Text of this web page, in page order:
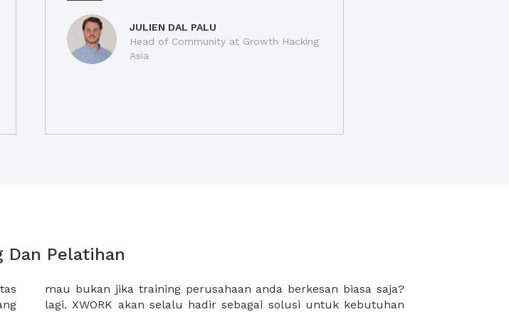
JULIEN DAL PALU
Head of Community at Growth Hacking
Asia
Dan Pelatihan